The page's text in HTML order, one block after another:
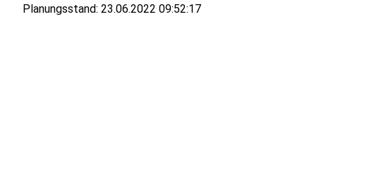
Planungsstand: 23.06.2022 09:52:17